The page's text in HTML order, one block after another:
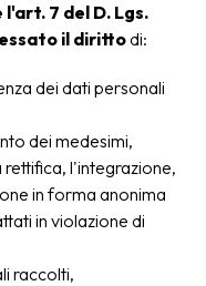
l'art. 7 del D. Lgs.
il dirittodi:
dei dati personali
dei medesimi,
l'integrazione,
in forma anonima
in violazione di
raccolti,